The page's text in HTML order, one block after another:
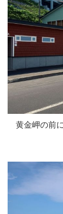
黄金岬の前に